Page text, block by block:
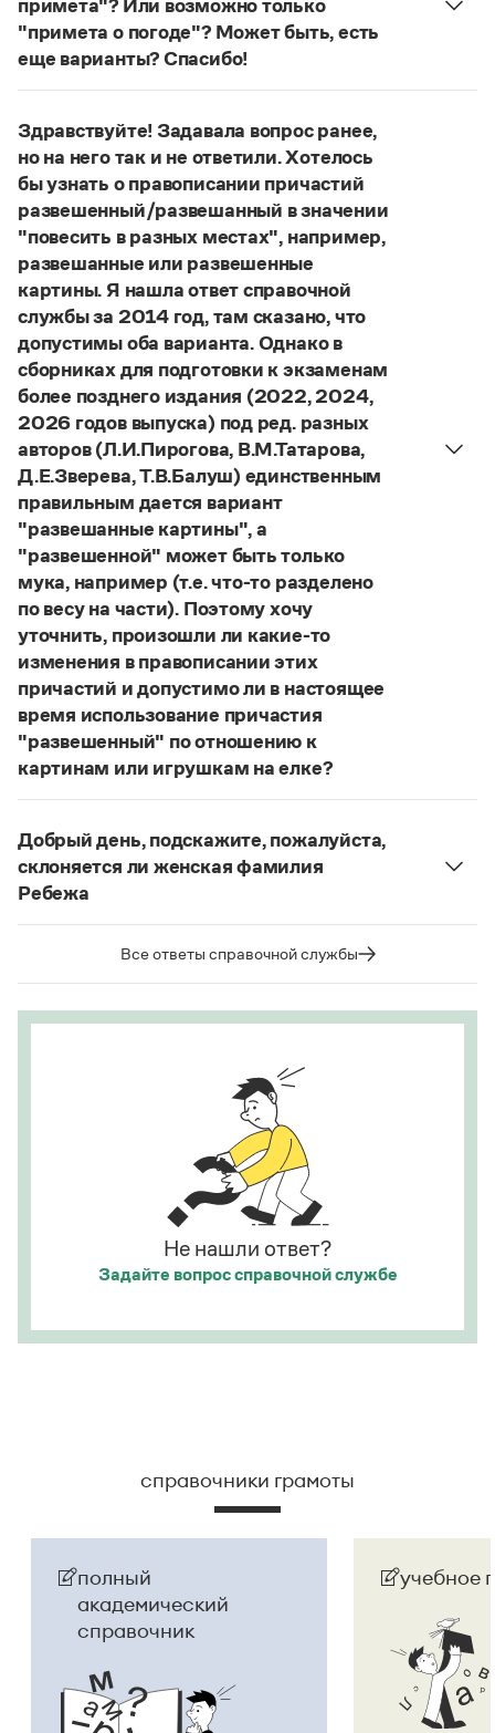
Словари русского языка как государственного
Правила русской орфографии и пунктуации
Русский язык. Краткий теоретический курс
для школьников
Письмовник
Справочник по пунктуации
Словарь-справочник трудностей
Справочник по фразеологии
Азбучные истины
Словарь-справочник непростые слова
Все справочники портала
Журнал
Новости и события
Статьи
Монологи
Интервью
Рекомендуем
Учебник Грамоты
Правила русского языка: от азов до тонкостей
Интерактивные упражнения: от простого к сложному
Скороговорки
Издательство
Научпоп
Учебники и справочники
Управление в русском языке
Словарь русских имён
Словарь методических терминов
Правила русской орфографии и пунктуации
(1956)
примета"? Или возможно только
"примета о погоде"? Может быть, есть
еще варианты? Спасибо!
Сочетаниепогодные приметыотвечает нормам
сочетанияприметы (хорошей, плохой) погоды
приметы о погоде;приметы, относящиеся к
погоде.
Страница ответа
Здравствуйте! Задавала вопрос ранее,
но на него так и не ответили. Хотелось
бы узнать о правописании причастий
развешенный/развешанный в значении
"повесить в разных местах", например,
развешанные или развешенные
картины. Я нашла ответ справочной
службы за 2014 год, там сказано, что
допустимы оба варианта. Однако в
сборниках для подготовки к экзаменам
более позднего издания (2022, 2024,
2026 годов выпуска) под ред. разных
авторов (Л.И.Пирогова, В.М.Татарова,
Д.Е.Зверева, Т.В.Балуш) единственным
правильным дается вариант
"развешанные картины", а
"развешенной" может быть только
мука, например (т.е. что-то разделено
по весу на части). Поэтому хочу
уточнить, произошли ли какие-то
изменения в правописании этих
причастий и допустимо ли в настоящее
время использование причастия
"развешенный" по отношению к
картинам или игрушкам на елке?
Нашответ2014 года по-прежнему актуален.
то игнорируют рекомендации нормативных
словарей русского языка, в которых указан глагол
развесить
развешенный) со значением «повесить в разных
местах (несколько, много предметов)». Ср.:
Я знаю, что на стенах своей квартиры вы
развесили разные географические карты
Добрый день, подскажите, пожалуйста,
склоняется ли женская фамилия
Ребежа
ФамилияРебежасклоняется (и мужская,
и женская).
Страница ответа
Все ответы справочной службы
Не нашли ответ?
Задайте вопроссправочной службе
справочники грамоты
полный
академический
справочник
учебное